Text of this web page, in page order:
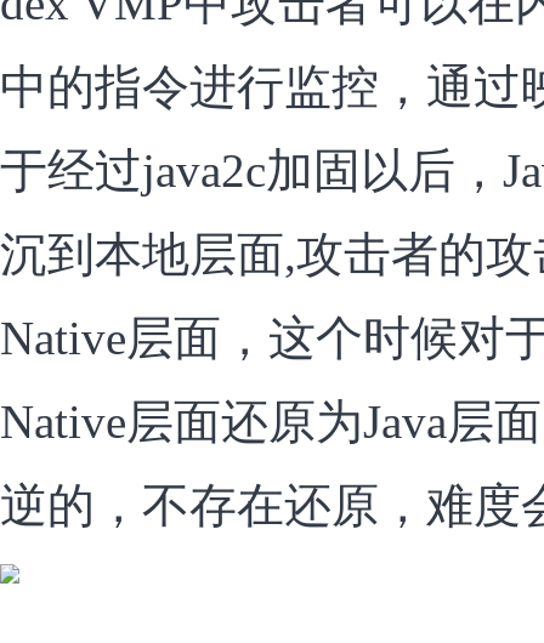
中的指令进行监控，通过
于经过java2c加固以后，
沉到本地层面,攻击者的
Native层面，这个时候对
Native层面还原为Java层
逆的，不存在还原，难